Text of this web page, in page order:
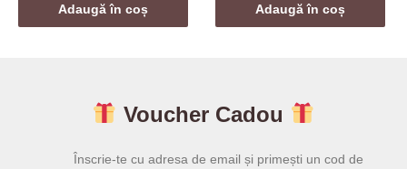
a
fost:
119,00 lei.
Adaugă în coș
a
fost:
119,00
Adaugă în coș
Voucher Cadou
Înscrie-te cu adresa de email și primești un cod de